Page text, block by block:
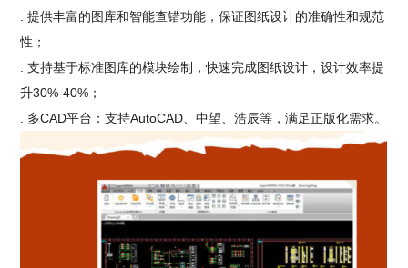
. 提供丰富的图库和智能查错功能，保证图纸设计的准确性和规范
性；
. 支持基于标准图库的模块绘制，快速完成图纸设计，设计效率提
升30%-40%；
. 多CAD平台：支持AutoCAD、中望、浩辰等，满足正版化需求。